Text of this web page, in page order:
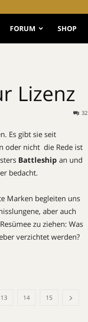
FORUM SHOP
Lizenz
32
Es gibt sie seit
nicht  die Rede ist
Battleship an und
bedacht.
Marken begleiten uns
aber auch
zu ziehen: Was
verzichtet werden?
13 14 15